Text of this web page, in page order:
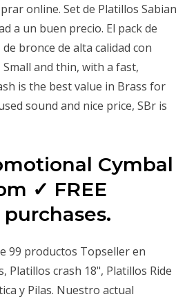
online. Set de Platillos Sabian
a un buen precio. El pack de
bronce de alta calidad con
Small and thin, with a fast,
is the best value in Brass for
sound and nice price, SBr is
Cymbal
✓ FREE
99 productos Topseller en
Platillos crash 18", Platillos Ride
y Pilas. Nuestro actual